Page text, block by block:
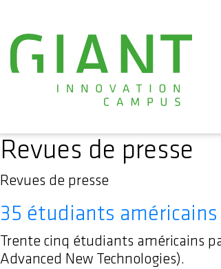
Revues de presse
Revues de presse
35 étudiants
Trente cinq étudiants américains
Advanced New Technologies).